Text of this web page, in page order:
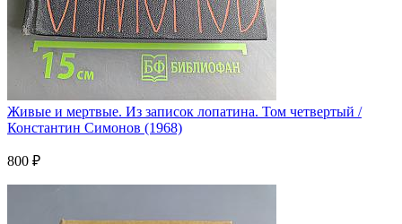
Живые и мертвые. Из записок лопатина. Том четвертый /
Константин Симонов (1968)
800 ₽